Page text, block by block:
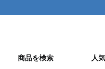
商品を検索 人